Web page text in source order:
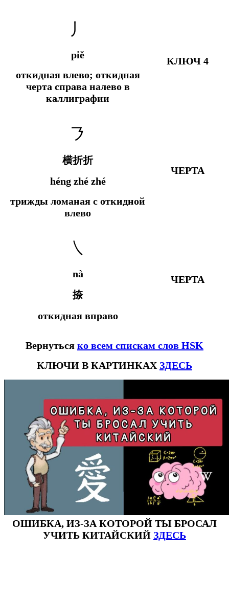
丿
piě
откидная влево; откидная
черта справа налево в
каллиграфии
КЛЮЧ 4
㇋
横折折
héng zhé zhé
трижды ломаная с откидной
влево
ЧЕРТА
㇏
nà
捺
откидная вправо
ЧЕРТА
Вернуться ко всем спискам слов HSK
КЛЮЧИ В КАРТИНКАХ ЗДЕСЬ
ОШИБКА, ИЗ-ЗА КОТОРОЙ ТЫ БРОСАЛ
УЧИТЬ КИТАЙСКИЙ ЗДЕСЬ